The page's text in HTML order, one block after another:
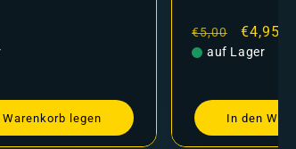
Warenkorb legen
Normaler
Preis
€5,00 €4,95
auf Lager
In den